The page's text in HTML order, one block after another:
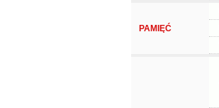
PAMIĘĆ